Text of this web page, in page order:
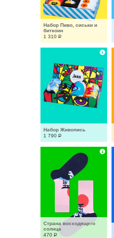
Набор Пиво, сиськи и
биткоин
1 310 Р
Набор Живопись
1 790 Р
Страна восходящего
солнца
470 Р